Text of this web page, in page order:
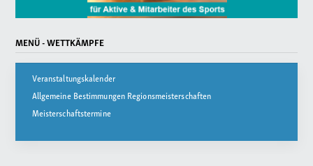
MENÜ - WETTKÄMPFE
Veranstaltungskalender
Allgemeine Bestimmungen Regionsmeisterschaften
Meisterschaftstermine